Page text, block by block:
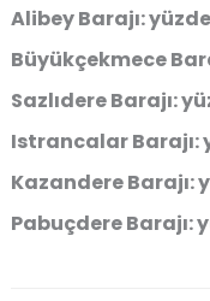
Alibey Barajı:
Büyükçekmece
Sazlıdere Barajı:
Istrancalar Barajı:
Kazandere Barajı:
Pabuçdere Barajı: